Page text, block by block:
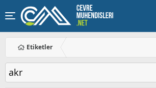
Etiketler
akr